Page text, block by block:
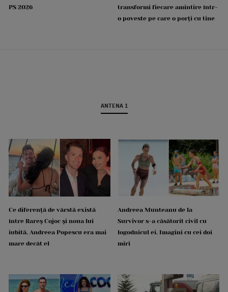
PS 2026
transformi fiecare amintire într-
o poveste pe care o porți cu tine
ANTENA 1
Ce diferență de vârstă există
între Rareș Cojoc și noua lui
iubită. Andreea Popescu era mai
mare decât el
Andreea Munteanu de la
Survivor s-a căsătorit civil cu
logodnicul ei. Imagini cu cei doi
miri